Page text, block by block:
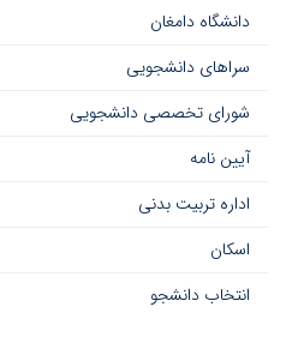
دانشگاه دامغان
سراهای دانشجویی
شورای تخصصی دانشجویی
آیین نامه
اداره تربیت بدنی
اسکان
انتخاب دانشجو